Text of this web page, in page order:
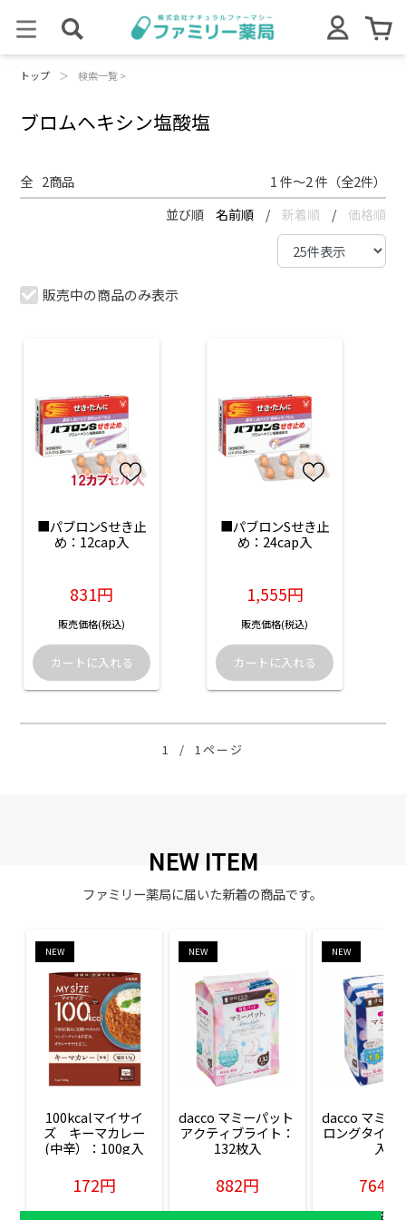
トップ ＞ 検索一覧 >
ブロムヘキシン塩酸塩
全 2商品 1 件～2 件（全2件）
並び順 名前順 / 新着順 / 価格順
販売中の商品のみ表示
■パブロンSせき止
め：12cap入
831円
販売価格(税込)
■パブロンSせき止
め：24cap入
1,555円
販売価格(税込)
1 / 1ページ
NEW ITEM
ファミリー薬局に届いた新着の商品です。
NEW
100kcalマイサイ
ズ　キーマカレー
(中辛）：100g入
172円
販売価格(税込)
NEW
dacco マミーパット
アクティブライト：
132枚入
882円
販売価格(税込)
NEW
dacco マミー
ロングタイム
入
764円
販売価格(税